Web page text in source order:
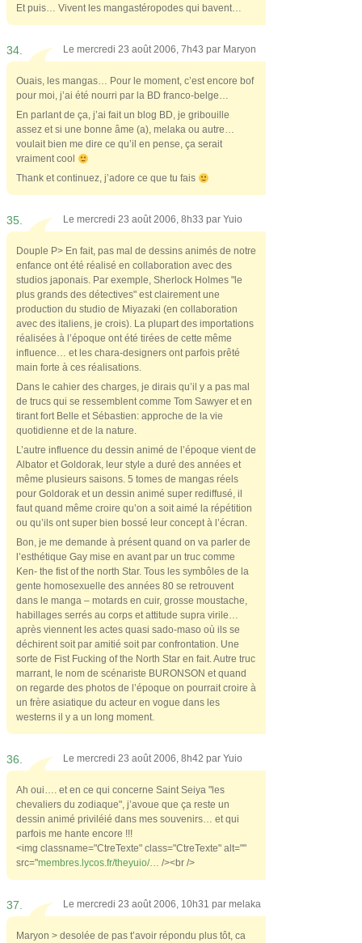
Et puis… Vivent les mangastéropodes qui bavent…
34. Le mercredi 23 août 2006, 7h43 par Maryon
Ouais, les mangas… Pour le moment, c’est encore bof
pour moi, j’ai été nourri par la BD franco-belge…
En parlant de ça, j’ai fait un blog BD, je gribouille
assez et si une bonne âme (a), melaka ou autre…
voulait bien me dire ce qu’il en pense, ça serait
vraiment cool
Thank et continuez, j’adore ce que tu fais
35. Le mercredi 23 août 2006, 8h33 par Yuio
Douple P> En fait, pas mal de dessins animés de notre
enfance ont été réalisé en collaboration avec des
studios japonais. Par exemple, Sherlock Holmes "le
plus grands des détectives" est clairement une
production du studio de Miyazaki (en collaboration
avec des italiens, je crois). La plupart des importations
réalisées à l’époque ont été tirées de cette même
influence… et les chara-designers ont parfois prêté
main forte à ces réalisations.
Dans le cahier des charges, je dirais qu’il y a pas mal
de trucs qui se ressemblent comme Tom Sawyer et en
tirant fort Belle et Sébastien: approche de la vie
quotidienne et de la nature.
L’autre influence du dessin animé de l’époque vient de
Albator et Goldorak, leur style a duré des années et
même plusieurs saisons. 5 tomes de mangas réels
pour Goldorak et un dessin animé super rediffusé, il
faut quand même croire qu’on a soit aimé la répétition
ou qu’ils ont super bien bossé leur concept à l’écran.
Bon, je me demande à présent quand on va parler de
l’esthétique Gay mise en avant par un truc comme
Ken- the fist of the north Star. Tous les symbôles de la
gente homosexuelle des années 80 se retrouvent
dans le manga – motards en cuir, grosse moustache,
habillages serrés au corps et attitude supra virile…
après viennent les actes quasi sado-maso où ils se
déchirent soit par amitié soit par confrontation. Une
sorte de Fist Fucking of the North Star en fait. Autre truc
marrant, le nom de scénariste BURONSON et quand
on regarde des photos de l’époque on pourrait croire à
un frère asiatique du acteur en vogue dans les
westerns il y a un long moment.
36. Le mercredi 23 août 2006, 8h42 par Yuio
Ah oui…. et en ce qui concerne Saint Seiya "les
chevaliers du zodiaque", j’avoue que ça reste un
dessin animé priviléié dans mes souvenirs… et qui
parfois me hante encore !!!
<img classname="CtreTexte" class="CtreTexte" alt=""
src="membres.lycos.fr/theyuio/… /><br />
37. Le mercredi 23 août 2006, 10h31 par melaka
Maryon > desolée de pas t’avoir répondu plus tôt, ca